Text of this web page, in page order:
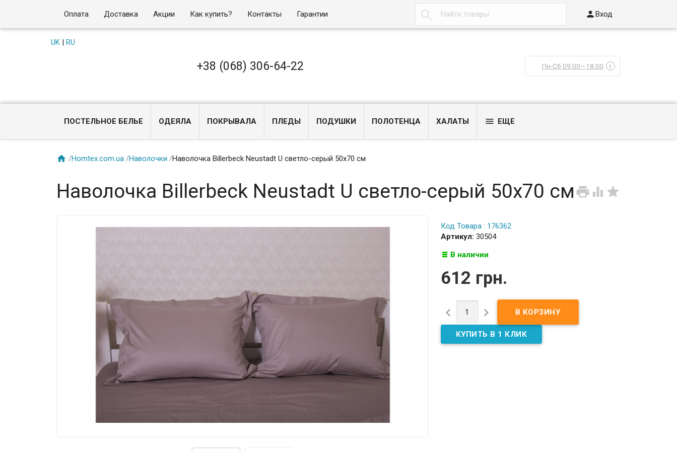
Оплата Доставка Акции Как купить? Контакты Гарантии  Вход
UK| RU
+38 (068) 306-64-22 Пн-Сб 09:00—18:00 i
ПОСТЕЛЬНОЕ БЕЛЬЕ ОДЕЯЛА ПОКРЫВАЛА ПЛЕДЫ ПОДУШКИ ПОЛОТЕНЦА ХАЛАТЫ  ЕЩЕ
 /Homtex.com.ua /Наволочки /Наволочка Billerbeck Neustadt U светло-серый 50x70 см
  
Наволочка Billerbeck Neustadt U светло-серый 50x70 см
Код Товара : 176362
Артикул: 30504
В наличии
612 грн.
 